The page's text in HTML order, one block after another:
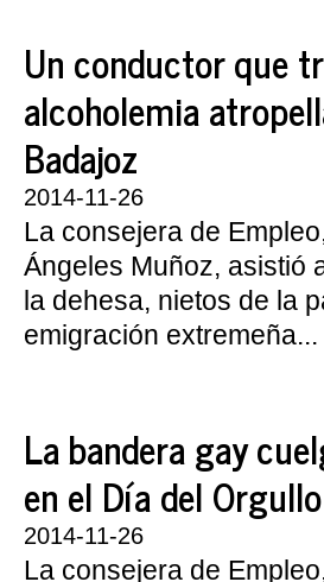
Un conductor que
alcoholemia
Badajoz
2014-11-26
La consejera de
Ángeles Muñoz, asistió
la dehesa, nietos de la
emigración extremeña...
La bandera gay
en el Día del Orgullo
2014-11-26
La consejera de